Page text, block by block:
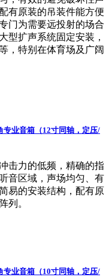
有原装的吊装件能方便
门为需要远投射的场合
型扩声系统固定安装，
，特别在体育场及广阔
业音箱（12寸同轴，定压/
击力的低频，精确的指
音区域，声场均匀、有
易的安装结构，配有原
列。
业音箱（10寸同轴，定压/